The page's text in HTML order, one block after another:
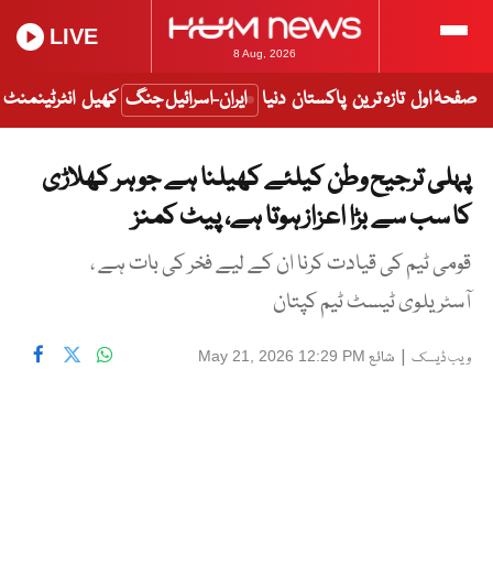
8 Aug, 2026
LIVE
صفحۂ اول تازہ ترین پاکستان دنیا ایران-اسرائیل جنگ کھیل انٹرٹینمنٹ
پہلی ترجیح وطن کیلئے کھیلنا ہے جو ہر کھلاڑی
کا سب سے بڑا اعزاز ہوتا ہے، پیٹ کمنز
قومی ٹیم کی قیادت کرنا ان کے لیے فخر کی بات ہے ،
آسٹریلوی ٹیسٹ ٹیم کپتان
ویب ڈیسک | شائع May 21, 2026 12:29 PM